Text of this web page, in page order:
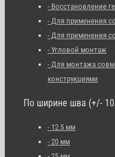
- Восстановление
- Для применения
- Для применения
- Угловой монтаж
- Для монтажа
конструкциями
По ширине шва (+/- 10
- 12.5 мм
- 20 мм